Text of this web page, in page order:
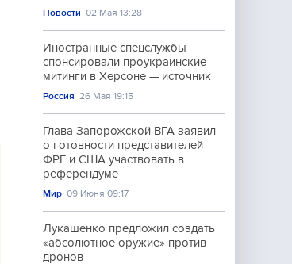
Новости 02 Мая 13:28
Иностранные спецслужбы
спонсировали проукраинские
митинги в Херсоне — источник
Россия 26 Мая 19:15
Глава Запорожской ВГА заявил
о готовности представителей
ФРГ и США участвовать в
референдуме
Мир 09 Июня 09:17
Лукашенко предложил создать
«абсолютное оружие» против
дронов